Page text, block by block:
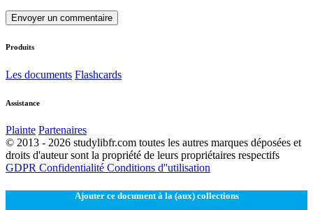
Envoyer un commentaire
Produits
Les documents Flashcards
Assistance
Plainte Partenaires
© 2013 - 2026 studylibfr.com toutes les autres marques déposées et
droits d'auteur sont la propriété de leurs propriétaires respectifs
GDPR Confidentialité Conditions d''utilisation
Ajouter ce document à la (aux) collections